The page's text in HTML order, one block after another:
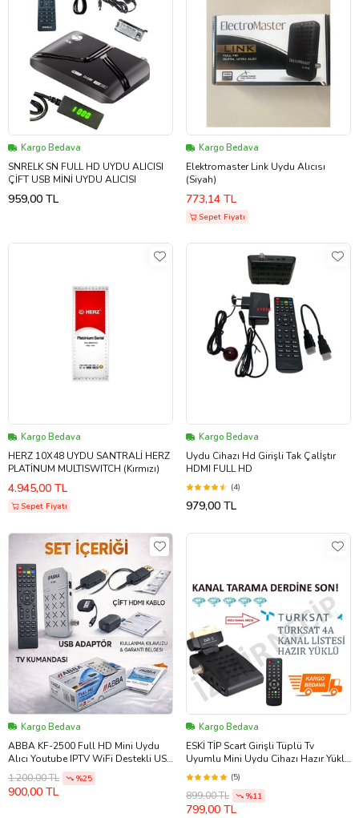
Kargo Bedava
SNRELK SN FULL HD UYDU ALICISI
ÇİFT USB MİNİ UYDU ALICISI
959,00 TL
Kargo Bedava
Elektromaster Link Uydu Alıcısı
(Siyah)
773,14 TL
Sepet Fiyatı
Kargo Bedava
HERZ 10X48 UYDU SANTRALİ HERZ
PLATİNUM MULTISWITCH (Kırmızı)
4.945,00 TL
Sepet Fiyatı
Kargo Bedava
Uydu Cihazı Hd Girişli Tak Çalİştır
HDMI FULL HD
(4)
979,00 TL
Kargo Bedava
ABBA KF-2500 Full HD Mini Uydu
Alıcı Youtube IPTV WiFi Destekli USB
HDMI 1080p + WiFi Anten
1.200,00 TL %25
900,00 TL
Kargo Bedava
ESKİ TİP Scart Girişli Tüplü Tv
Uyumlu Mini Uydu Cihazı Hazır Yüklü
İNCE LCD TV YE OLMAZ
(5)
899,00 TL %11
799,00 TL